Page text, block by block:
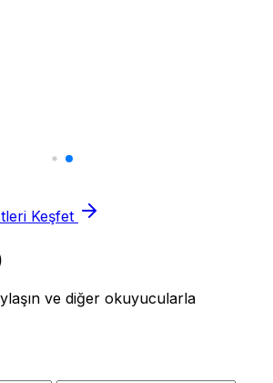
Keşfet
ve diğer okuyucularla